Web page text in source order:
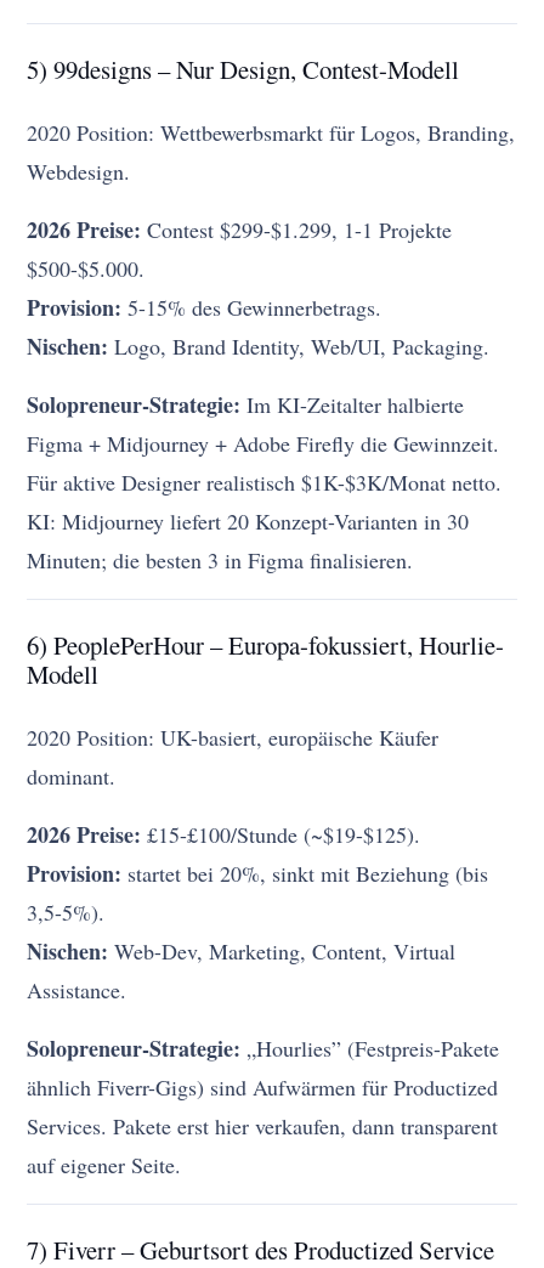
5) 99designs – Nur Design, Contest-Modell
2020 Position: Wettbewerbsmarkt für Logos, Branding,
Webdesign.
2026 Preise: Contest $299-$1.299, 1-1 Projekte
$500-$5.000.
Provision: 5-15% des Gewinnerbetrags.
Nischen: Logo, Brand Identity, Web/UI, Packaging.
Solopreneur-Strategie: Im KI-Zeitalter halbierte
Figma + Midjourney + Adobe Firefly die Gewinnzeit.
Für aktive Designer realistisch $1K-$3K/Monat netto.
KI: Midjourney liefert 20 Konzept-Varianten in 30
Minuten; die besten 3 in Figma finalisieren.
6) PeoplePerHour – Europa-fokussiert, Hourlie-
Modell
2020 Position: UK-basiert, europäische Käufer
dominant.
2026 Preise: £15-£100/Stunde (~$19-$125).
Provision: startet bei 20%, sinkt mit Beziehung (bis
3,5-5%).
Nischen: Web-Dev, Marketing, Content, Virtual
Assistance.
Solopreneur-Strategie: „Hourlies” (Festpreis-Pakete
ähnlich Fiverr-Gigs) sind Aufwärmen für Productized
Services. Pakete erst hier verkaufen, dann transparent
auf eigener Seite.
7) Fiverr – Geburtsort des Productized Service